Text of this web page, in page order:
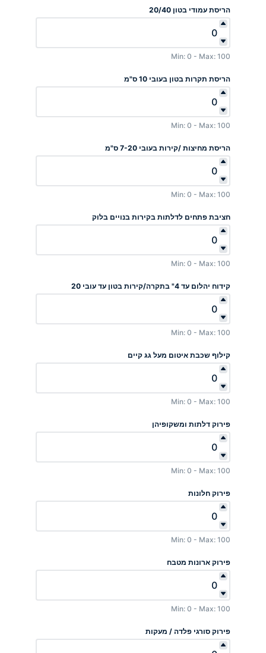
הריסת עמודי בטון 20/40
Min: 0 - Max: 100
הריסת תקרות בטון בעובי 10 ס"מ
Min: 0 - Max: 100
הריסת מחיצות /קירות בעובי 7-20 ס"מ
Min: 0 - Max: 100
חציבת פתחים לדלתות בקירות בנויים בלוק
Min: 0 - Max: 100
קידוח יהלום עד 4" בתקרה/קירות בטון עד עובי 20
Min: 0 - Max: 100
קילוף שכבת איטום מעל גג קיים
Min: 0 - Max: 100
פירוק דלתות ומשקופיהן
Min: 0 - Max: 100
פירוק חלונות
Min: 0 - Max: 100
פירוק ארונות מטבח
Min: 0 - Max: 100
פירוק סורגי פלדה / מעקות